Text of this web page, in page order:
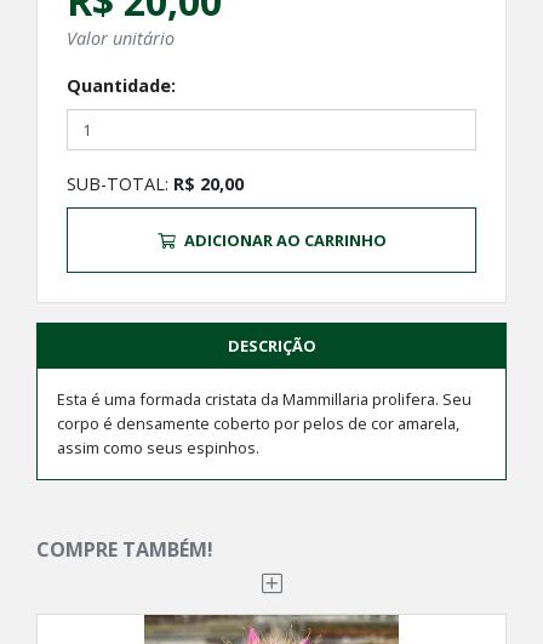
Valor unitário
Quantidade:
SUB-TOTAL: R$ 20,00
ADICIONAR AO CARRINHO
DESCRIÇÃO
Esta é uma formada cristata da Mammillaria prolifera. Seu
corpo é densamente coberto por pelos de cor amarela,
assim como seus espinhos.
COMPRE TAMBÉM!